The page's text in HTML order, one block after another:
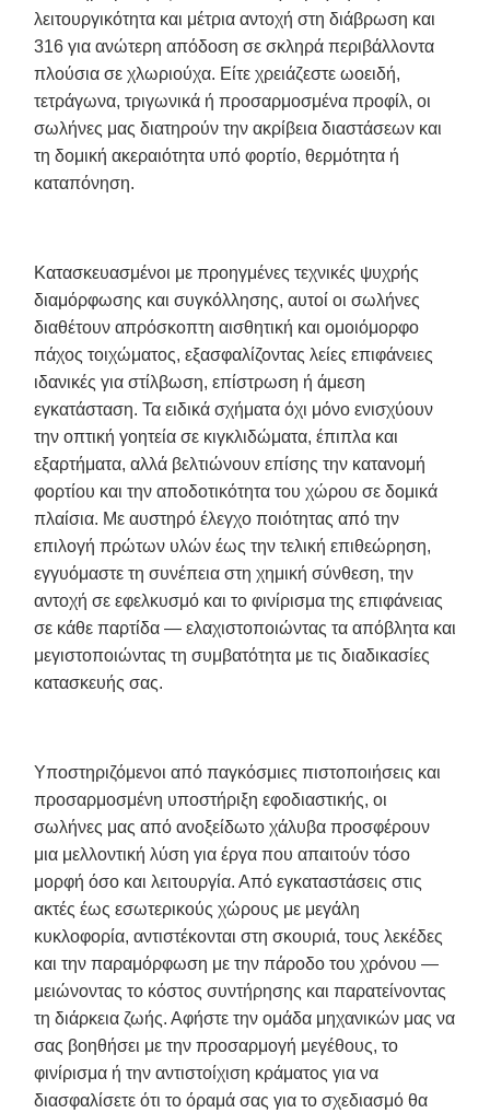
λειτουργικότητα και μέτρια αντοχή στη διάβρωση και
316 για ανώτερη απόδοση σε σκληρά περιβάλλοντα
πλούσια σε χλωριούχα. Είτε χρειάζεστε ωοειδή,
τετράγωνα, τριγωνικά ή προσαρμοσμένα προφίλ, οι
σωλήνες μας διατηρούν την ακρίβεια διαστάσεων και
τη δομική ακεραιότητα υπό φορτίο, θερμότητα ή
καταπόνηση.
Κατασκευασμένοι με προηγμένες τεχνικές ψυχρής
διαμόρφωσης και συγκόλλησης, αυτοί οι σωλήνες
διαθέτουν απρόσκοπτη αισθητική και ομοιόμορφο
πάχος τοιχώματος, εξασφαλίζοντας λείες επιφάνειες
ιδανικές για στίλβωση, επίστρωση ή άμεση
εγκατάσταση. Τα ειδικά σχήματα όχι μόνο ενισχύουν
την οπτική γοητεία σε κιγκλιδώματα, έπιπλα και
εξαρτήματα, αλλά βελτιώνουν επίσης την κατανομή
φορτίου και την αποδοτικότητα του χώρου σε δομικά
πλαίσια. Με αυστηρό έλεγχο ποιότητας από την
επιλογή πρώτων υλών έως την τελική επιθεώρηση,
εγγυόμαστε τη συνέπεια στη χημική σύνθεση, την
αντοχή σε εφελκυσμό και το φινίρισμα της επιφάνειας
σε κάθε παρτίδα — ελαχιστοποιώντας τα απόβλητα και
μεγιστοποιώντας τη συμβατότητα με τις διαδικασίες
κατασκευής σας.
Υποστηριζόμενοι από παγκόσμιες πιστοποιήσεις και
προσαρμοσμένη υποστήριξη εφοδιαστικής, οι
σωλήνες μας από ανοξείδωτο χάλυβα προσφέρουν
μια μελλοντική λύση για έργα που απαιτούν τόσο
μορφή όσο και λειτουργία. Από εγκαταστάσεις στις
ακτές έως εσωτερικούς χώρους με μεγάλη
κυκλοφορία, αντιστέκονται στη σκουριά, τους λεκέδες
και την παραμόρφωση με την πάροδο του χρόνου —
μειώνοντας το κόστος συντήρησης και παρατείνοντας
τη διάρκεια ζωής. Αφήστε την ομάδα μηχανικών μας να
σας βοηθήσει με την προσαρμογή μεγέθους, το
φινίρισμα ή την αντιστοίχιση κράματος για να
διασφαλίσετε ότι το όραμά σας για το σχεδιασμό θα